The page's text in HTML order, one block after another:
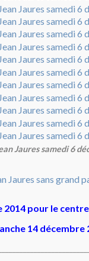
Jaures samedi 6
pour le
14 décembre